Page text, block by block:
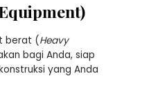
berat (Heavy
bagi Anda, siap
yang Anda